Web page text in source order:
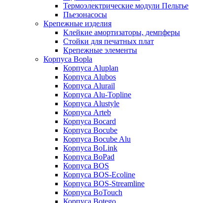
Термоэлектрические модули Пельтье
Пьезонасосы
Крепежные изделия
Клейкие амортизаторы, демпферы
Стойки для печатных плат
Крепежные элементы
Корпуса Bopla
Корпуса Aluplan
Корпуса Alubos
Корпуса Alurail
Корпуса Alu-Topline
Корпуса Alustyle
Корпуса Arteb
Корпуса Bocard
Корпуса Bocube
Корпуса Bocube Alu
Корпуса BoLink
Корпуса BoPad
Корпуса BOS
Корпуса BOS-Ecoline
Корпуса BOS-Streamline
Корпуса BoTouch
Корпуса Botego